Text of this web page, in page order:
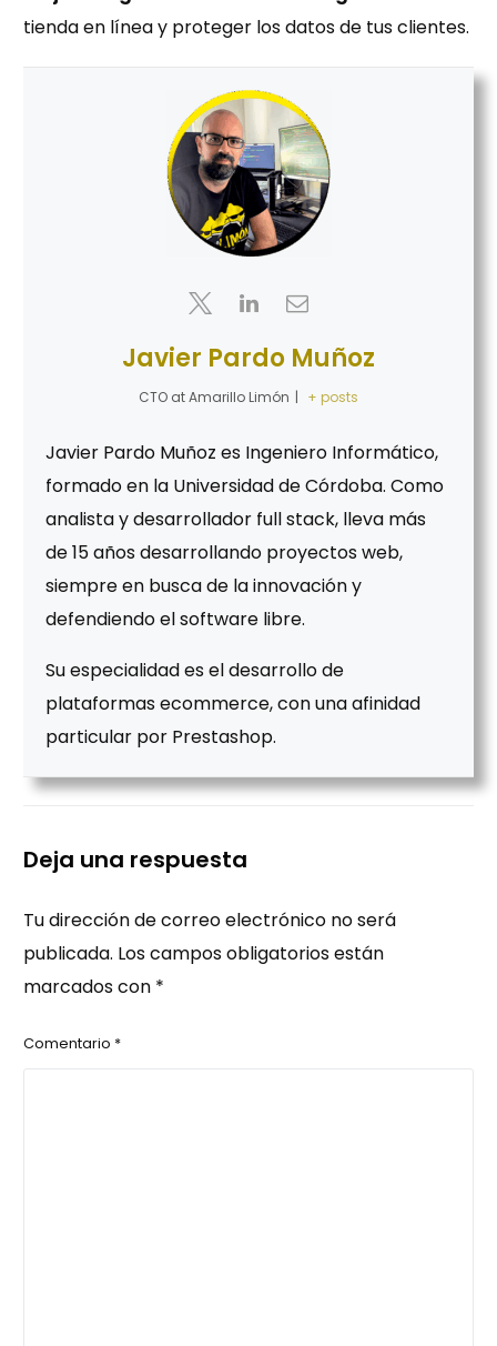
tienda en línea y proteger los datos de tus clientes.
Javier Pardo Muñoz
CTO atAmarillo Limón | + posts
Javier Pardo Muñoz es Ingeniero Informático,
formado en la Universidad de Córdoba. Como
analista y desarrollador full stack, lleva más
de 15 años desarrollando proyectos web,
siempre en busca de la innovación y
defendiendo el software libre.
Su especialidad es el desarrollo de
plataformas ecommerce, con una afinidad
particular por Prestashop.
Deja una respuesta
Tu dirección de correo electrónico no será
publicada. Los campos obligatorios están
marcados con *
Comentario *